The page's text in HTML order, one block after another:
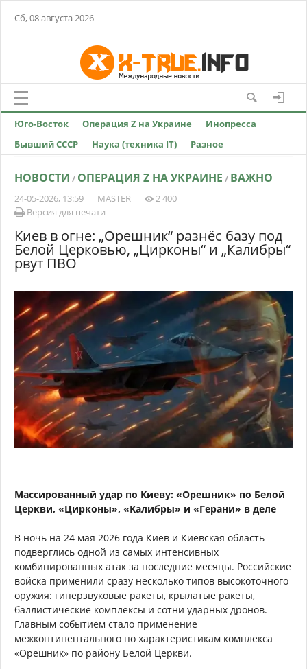
Сб, 08 августа 2026
Юго-Восток Операция Z на Украине
Инопресса
Бывший СССР
Наука (техника IT) Разное
НОВОСТИ / ОПЕРАЦИЯ Z НА УКРАИНЕ / ВАЖНО
24-05-2026, 13:59 MASTER
2 400
Версия для печати
Киев в огне: „Орешник“ разнёс базу под
Белой Церковью, „Цирконы“ и „Калибры“
рвут ПВО
Массированный удар по Киеву: «Орешник» по Белой
Церкви, «Цирконы», «Калибры» и «Герани» в деле
В ночь на 24 мая 2026 года Киев и Киевская область
подверглись одной из самых интенсивных
комбинированных атак за последние месяцы. Российские
войска применили сразу несколько типов высокоточного
оружия: гиперзвуковые ракеты, крылатые ракеты,
баллистические комплексы и сотни ударных дронов.
Главным событием стало применение
межконтинентального по характеристикам комплекса
«Орешник» по району Белой Церкви.